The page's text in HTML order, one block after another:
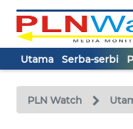
Utama Serba-serbi
PLN Watch
TV
Tutup